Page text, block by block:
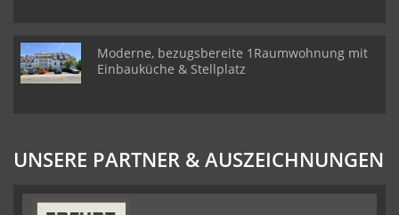
Moderne, bezugsbereite 1Raumwohnung mit
Einbauküche & Stellplatz
UNSERE PARTNER & AUSZEICHNUNGEN